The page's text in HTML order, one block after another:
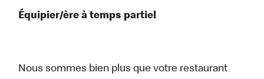
Équipier/ère à temps partiel
Nous sommes bien plus que votre restaurant